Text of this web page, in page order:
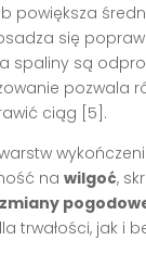
powiększa
się
spaliny są
pozwala
ciąg [5].
nawilgoć,
zmiany
trwałości, jak i